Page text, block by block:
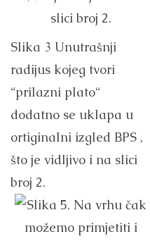
Slika 3 Unutrašnji
radijus kojeg tvori
“prilazni plato“
dodatno se uklapa u
ortiginalni izgled BPS ,
što je vidljivo i na slici
broj 2.